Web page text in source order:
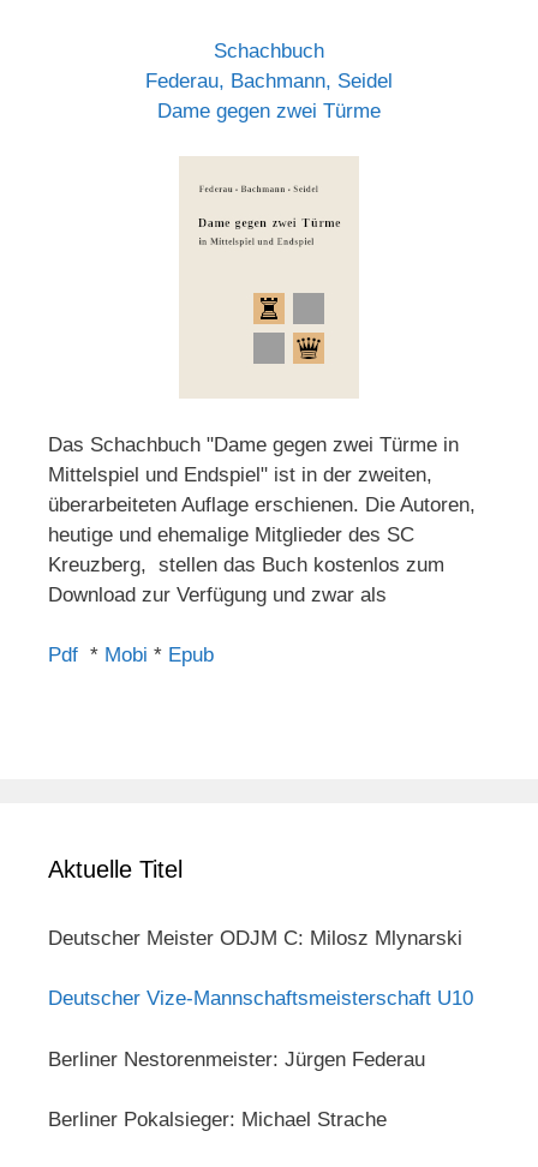
Schachbuch
Federau, Bachmann, Seidel
Dame gegen zwei Türme
Das Schachbuch "Dame gegen zwei Türme in
Mittelspiel und Endspiel" ist in der zweiten,
überarbeiteten Auflage erschienen. Die Autoren,
heutige und ehemalige Mitglieder des SC
Kreuzberg, stellen das Buch kostenlos zum
Download zur Verfügung und zwar als
Pdf * Mobi * Epub
Aktuelle Titel
Deutscher Meister ODJM C: Milosz Mlynarski
Deutscher Vize-Mannschaftsmeisterschaft U10
Berliner Nestorenmeister: Jürgen Federau
Berliner Pokalsieger: Michael Strache